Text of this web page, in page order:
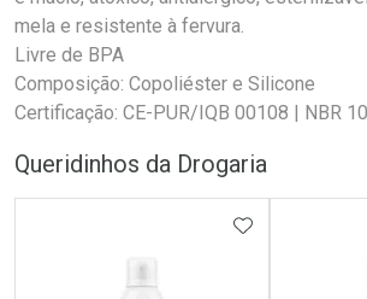
mela e resistente à fervura.
Livre de BPA
Composição: Copoliéster e Silicone
Certificação: CE-PUR/IQB 00108 | NBR
Queridinhos da Drogaria
ADICIONAR